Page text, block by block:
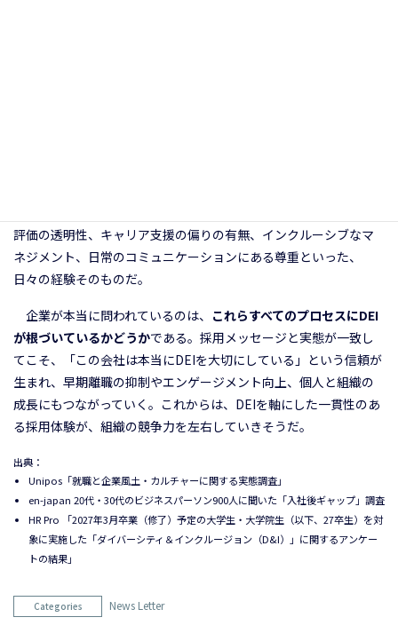
評価の透明性、キャリア支援の偏りの有無、インクルーシブなマ
ネジメント、日常のコミュニケーションにある尊重といった、
日々の経験そのものだ。
企業が本当に問われているのは、 これらすべてのプロセスにDEI
が根づいているかどうかである。採用メッセージと実態が一致し
てこそ、「この会社は本当にDEIを大切にしている」という信頼が
生まれ、早期離職の抑制やエンゲージメント向上、個人と組織の
成長にもつながっていく。これからは、DEIを軸にした一貫性のあ
る採用体験が、組織の競争力を左右していきそうだ。
出典：
Unipos「就職と企業風土・カルチャーに関する実態調査」
en-japan 20代・30代のビジネスパーソン900人に聞いた「入社後ギャップ」調査
HR Pro 「2027年3月卒業（修了）予定の大学生・大学院生（以下、27卒生）を対
象に実施した「ダイバーシティ＆インクルージョン（D&I）」に関するアンケー
トの結果」
Categories News Letter